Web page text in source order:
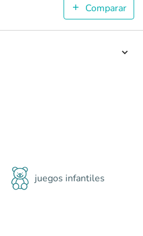
<p>ÁMBAR es un conjunto
Comparar
juegos infantiles